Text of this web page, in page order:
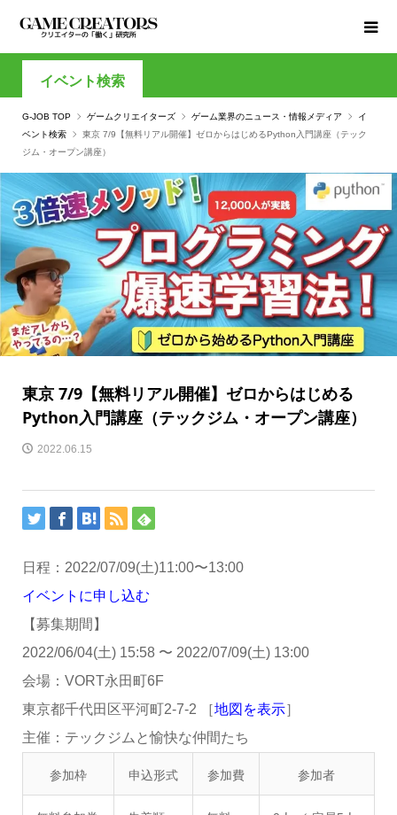
イベント検索
G-JOB TOP ゲームクリエイターズ ゲーム業界のニュース・情報メディア
イ
ベント検索
東京 7/9【無料リアル開催】ゼロからはじめるPython入門講座（テック
ジム・オープン講座）
東京 7/9【無料リアル開催】ゼロからはじめる
Python入門講座（テックジム・オープン講座）
2022.06.15
日程： 2022/07/09(土)11:00〜13:00
イベントに申し込む
【募集期間】
2022/06/04(土) 15:58〜 2022/07/09(土) 13:00
会場：VORT永田町6F
東京都千代田区平河町2-7-2 ［地図を表示］
主催：テックジムと愉快な仲間たち
参加枠 申込形式 参加費 参加者